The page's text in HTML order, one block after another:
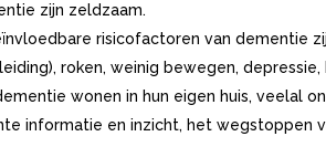
zijn zeldzaam.
risicofactoren van dementie
roken, weinig bewegen,
wonen in hun eigen huis, veelal
informatie en inzicht, het wegstoppen